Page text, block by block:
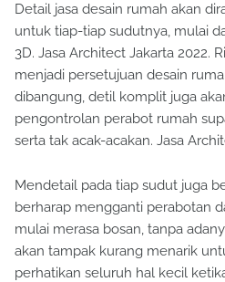
Detail jasa desain rumah akan
untuk tiap-tiap sudutnya, mulai
3D. Jasa Architect Jakarta 2022.
menjadi persetujuan desain
dibangung, detil komplit juga
pengontrolan perabot rumah
serta tak acak-acakan. Jasa
Mendetail pada tiap sudut juga
berharap mengganti perabotan
mulai merasa bosan, tanpa
akan tampak kurang menarik
perhatikan seluruh hal kecil